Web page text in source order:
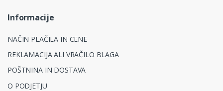
Informacije
NAČIN PLAČILA IN CENE
REKLAMACIJA ALI VRAČILO BLAGA
POŠTNINA IN DOSTAVA
O PODJETJU